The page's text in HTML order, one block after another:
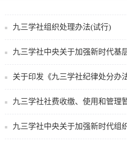
九三学社组织处理办法(试行)
九三学社中央关于加强新时代基
关于印发《九三学社纪律处分办
九三学社社费收缴、使用和管理
九三学社中央关于加强新时代组